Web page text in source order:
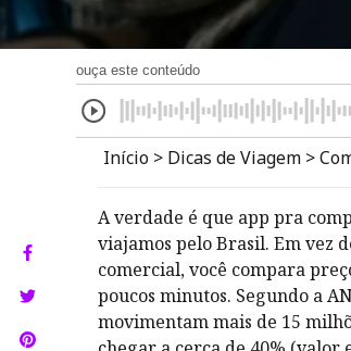
ouça este conteúdo
Início > Dicas de Viagem >
A verdade é que app pra
viajamos pelo Brasil. Em vez
comercial, você compara
poucos minutos. Segundo a
movimentam mais de 15